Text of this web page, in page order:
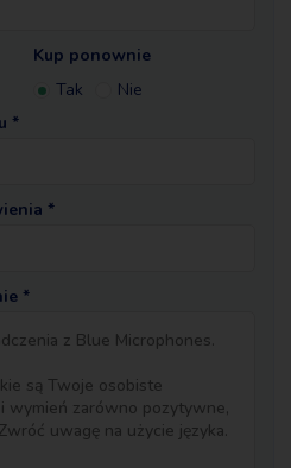
Kup ponownie
Tak
Nie
*
*
*